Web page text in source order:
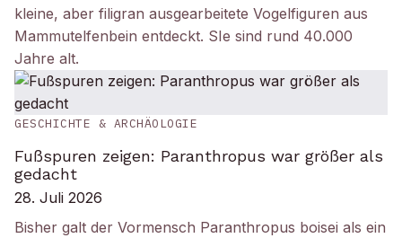
kleine, aber filigran ausgearbeitete Vogelfiguren aus
Mammutelfenbein entdeckt. SIe sind rund 40.000
Jahre alt.
GESCHICHTE & ARCHÄOLOGIE
Fußspuren zeigen: Paranthropus war größer als
gedacht
28. Juli 2026
Bisher galt der Vormensch Paranthropus boisei als ein